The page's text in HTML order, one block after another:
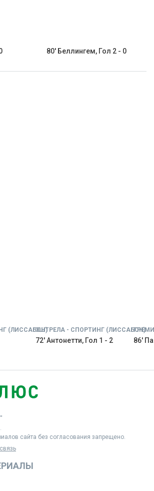
80' Беллингем, Гол 2 - 0
(ЛИССАБОН)ЭШТРЕЛА - СПОРТИНГ (ЛИССАБОН)
72' Антонетти, Гол 1 - 2 86'
сайта без согласования запрещено.